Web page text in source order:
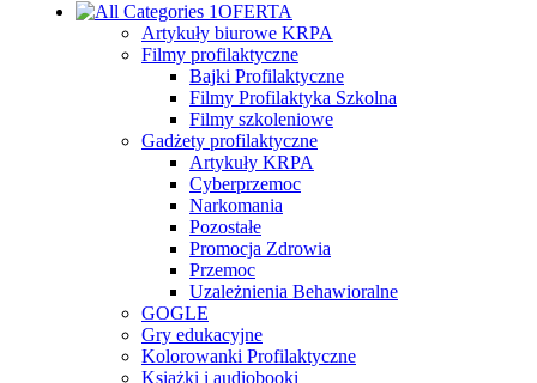
OFERTA
Artykuły biurowe KRPA
Filmy profilaktyczne
Bajki Profilaktyczne
Filmy Profilaktyka Szkolna
Filmy szkoleniowe
Gadżety profilaktyczne
Artykuły KRPA
Cyberprzemoc
Narkomania
Pozostałe
Promocja Zdrowia
Przemoc
Uzależnienia Behawioralne
GOGLE
Gry edukacyjne
Kolorowanki Profilaktyczne
Książki i audiobooki